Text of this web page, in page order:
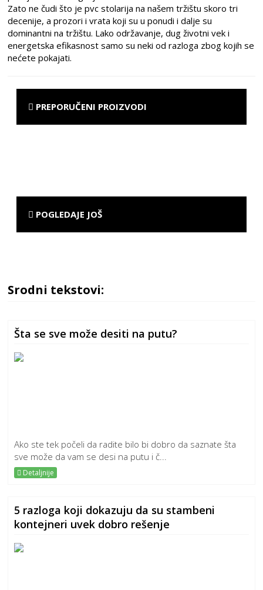
Zato ne čudi što je pvc stolarija na našem tržištu skoro tri
decenije, a prozori i vrata koji su u ponudi i dalje su
dominantni na tržištu. Lako održavanje, dug životni vek i
energetska efikasnost samo su neki od razloga zbog kojih se
nećete pokajati.
PREPORUČENI PROIZVODI
POGLEDAJE JOŠ
Srodni tekstovi:
Šta se sve može desiti na putu?
Ako ste tek počeli da radite bilo bi dobro da saznate šta
sve može da vam se desi na putu i č...
Detaljnije
5 razloga koji dokazuju da su stambeni
kontejneri uvek dobro rešenje